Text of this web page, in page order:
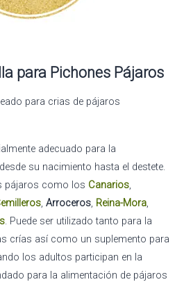
para Pichones Pájaros
para crias de pájaros
adecuado para la
su nacimiento hasta el destete.
pájaros como los Canarios,
, Arroceros, Reina-Mora,
. Puede ser utilizado tanto para la
crías así como un suplemento para
los adultos participan en la
para la alimentación de pájaros